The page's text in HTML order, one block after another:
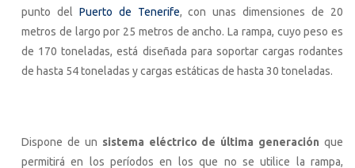
punto del Puerto de Tenerife, con unas dimensiones de 20
metros de largo por 25 metros de ancho. La rampa, cuyo peso es
de 170 toneladas, está diseñada para soportar cargas rodantes
de hasta 54 toneladas y cargas estáticas de hasta 30 toneladas.
Dispone de un sistema eléctrico de última generación que
permitirá en los períodos en los que no se utilice la rampa,